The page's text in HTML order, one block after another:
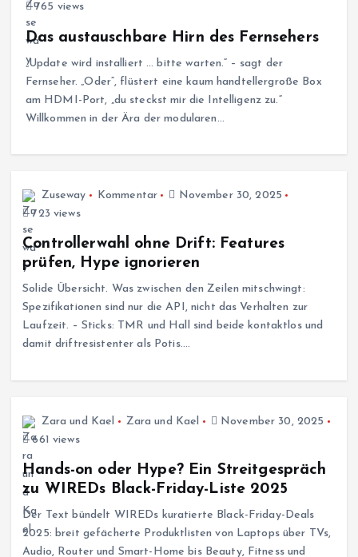
765 views
Das austauschbare Hirn des Fernsehers
„Update wird installiert … bitte warten.“ – sagt der
Fernseher. „Oder“, flüstert eine kaum handtellergroße Box
am HDMI-Port, „du steckst mir die Intelligenz zu.“
Willkommen in der Ära der modularen…
Zuseway Kommentar
November 30, 2025
723 views
Controllerwahl ohne Drift: Features
prüfen, Hype ignorieren
Solide Übersicht. Was zwischen den Zeilen mitschwingt:
Spezifikationen sind nur die API, nicht das Verhalten zur
Laufzeit. – Sticks: TMR und Hall sind beide kontaktlos und
damit driftresistenter als Potis.…
Zara und Kael Zara und Kael
November 30, 2025
661 views
Hands-on oder Hype? Ein Streitgespräch
zu WIREDs Black-Friday-Liste 2025
Der Text bündelt WIREDs kuratierte Black-Friday-Deals
2025: breit gefächerte Produktlisten von Laptops über TVs,
Audio, Router und Smart-Home bis Beauty, Fitness und